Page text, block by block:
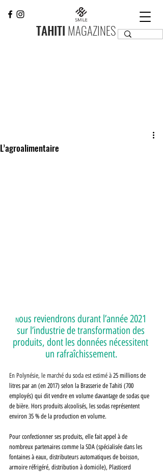
TAHITI MAGAZINES
L’agroalimentaire
Nous reviendrons durant l’année 2021
sur l’industrie de transformation des
produits, dont les données nécessitent
un rafraîchissement.
En Polynésie, le marché du soda est estimé à 25 millions de
litres par an (en 2017) selon la Brasserie de Tahiti (700
employés) qui dit vendre en volume davantage de sodas que
de bière. Hors produits alcoolisés, les sodas représentent
environ 35 % de la production en volume.
Pour confectionner ses produits, elle fait appel à de
nombreux partenaires comme la SDA (spécialisée dans les
fontaines à eaux, distributeurs automatiques de boisson,
armoire réfrigéré, distribution à domicile), Plasticerd